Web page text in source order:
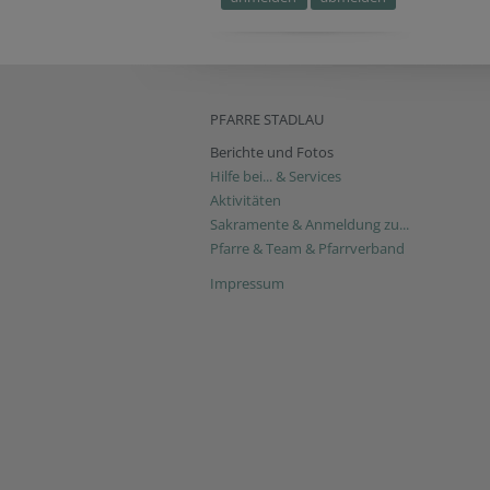
PFARRE STADLAU
Berichte und Fotos
Hilfe bei... & Services
Aktivitäten
Sakramente & Anmeldung zu...
Pfarre & Team & Pfarrverband
Impressum